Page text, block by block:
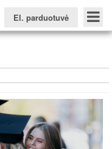
El. parduotuvė
Žurnalas KUO BŪTI
studijas užsienyje Testai